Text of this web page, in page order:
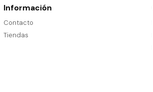
Información
Contacto
Tiendas